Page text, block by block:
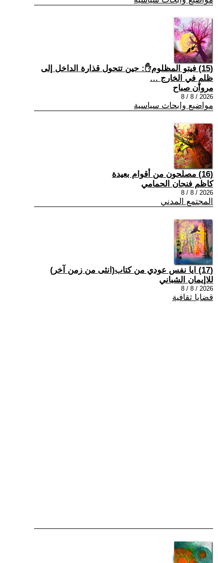
(15) فيتو المظلوم✋: حين تتحول قذارة الداخل إلى
ظلمٍ في الخارج …
مروان صباح
2026 / 8 / 8
مواضيع وابحاث سياسية
(16) مصلحون من أقوام بعيدة
كاظم فنجان الحمامي
2026 / 8 / 8
المجتمع المدني
(17) ايا نفس عودي من كتاب(انثى من زمن آخر)
للاإيمان الشباني
2026 / 8 / 8
قضايا ثقافية